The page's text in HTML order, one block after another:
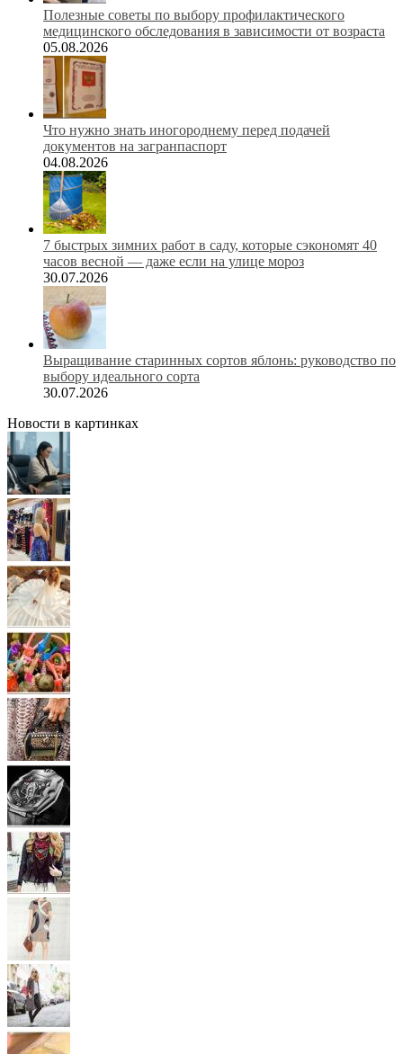
Полезные советы по выбору профилактического
медицинского обследования в зависимости от возраста
05.08.2026
Что нужно знать иногороднему перед подачей
документов на загранпаспорт
04.08.2026
7 быстрых зимних работ в саду, которые сэкономят 40
часов весной — даже если на улице мороз
30.07.2026
Выращивание старинных сортов яблонь: руководство по
выбору идеального сорта
30.07.2026
Новости в картинках